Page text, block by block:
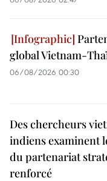
global Vietnam-
06/08/2026 00:30
Des chercheurs
indiens examinent
du partenariat
renforcé